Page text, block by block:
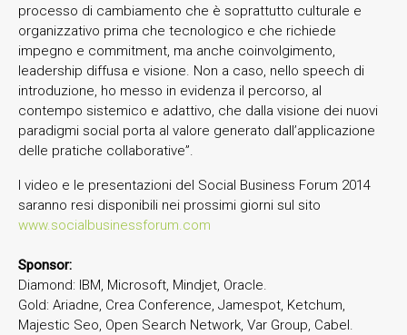
processo di cambiamento che è soprattutto culturale e
organizzativo prima che tecnologico e che richiede
impegno e commitment, ma anche coinvolgimento,
leadership diffusa e visione. Non a caso, nello speech di
introduzione, ho messo in evidenza il percorso, al
contempo sistemico e adattivo, che dalla visione dei nuovi
paradigmi social porta al valore generato dall’applicazione
delle pratiche collaborative”.
I video e le presentazioni del Social Business Forum 2014
saranno resi disponibili nei prossimi giorni sul sito
www.socialbusinessforum.com
Sponsor:
Diamond: IBM, Microsoft, Mindjet, Oracle.
Gold: Ariadne, Crea Conference, Jamespot, Ketchum,
Majestic Seo, Open Search Network, Var Group, Cabel.